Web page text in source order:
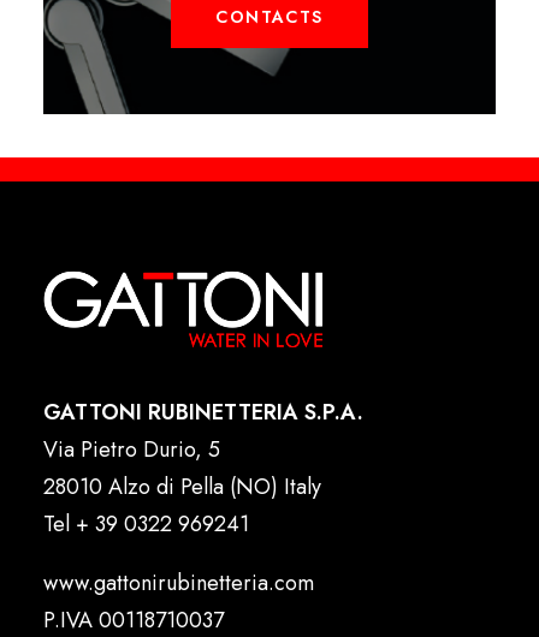
CONTACTS
GATTONI RUBINETTERIA S.P.A.
Via Pietro Durio, 5
28010 Alzo di Pella (NO) Italy
Tel + 39 0322 969241
www.gattonirubinetteria.com
P.IVA 00118710037